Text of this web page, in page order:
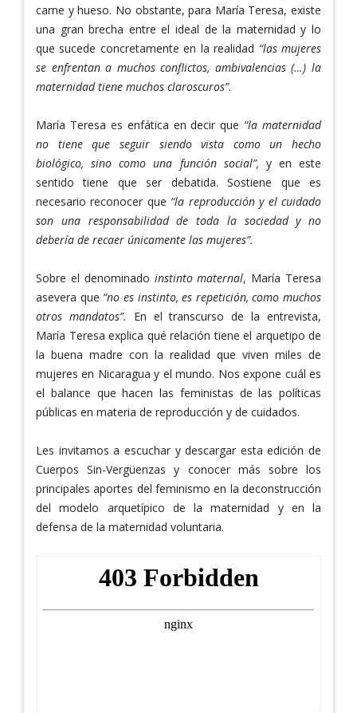
carne y hueso. No obstante, para María Teresa, existe
una gran brecha entre el ideal de la maternidad y lo
que sucede concretamente en la realidad “las mujeres
se enfrentan a muchos conflictos, ambivalencias (…) la
maternidad tiene muchos claroscuros”.
María Teresa es enfática en decir que “la maternidad
no tiene que seguir siendo vista como un hecho
biológico, sino como una función social”, y en este
sentido tiene que ser debatida. Sostiene que es
necesario reconocer que “la reproducción y el cuidado
son una responsabilidad de toda la sociedad y no
debería de recaer únicamente las mujeres”.
Sobre el denominado instinto maternal, María Teresa
asevera que “no es instinto, es repetición, como muchos
otros mandatos”. En el transcurso de la entrevista,
María Teresa explica qué relación tiene el arquetipo de
la buena madre con la realidad que viven miles de
mujeres en Nicaragua y el mundo. Nos expone cuál es
el balance que hacen las feministas de las políticas
públicas en materia de reproducción y de cuidados.
Les invitamos a escuchar y descargar esta edición de
Cuerpos Sin-Vergüenzas y conocer más sobre los
principales aportes del feminismo en la deconstrucción
del modelo arquetípico de la maternidad y en la
defensa de la maternidad voluntaria.